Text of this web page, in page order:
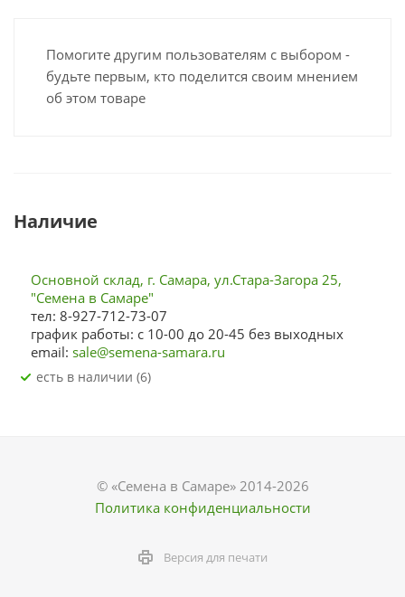
Помогите другим пользователям с выбором -
будьте первым, кто поделится своим мнением
об этом товаре
Наличие
Основной склад, г. Самара, ул.Стара-Загора 25,
"Семена в Самаре"
тел: 8-927-712-73-07
график работы: с 10-00 до 20-45 без выходных
email: sale@semena-samara.ru
Есть в наличии (6)
© «Семена в Самаре» 2014-2026
Политика конфиденциальности
Версия для печати